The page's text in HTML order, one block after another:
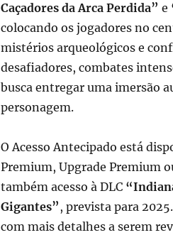
Caçadores da Arca Perdida” e
colocando os jogadores no
mistérios arqueológicos e
desafiadores, combates
busca entregar uma imersão
personagem.
O Acesso Antecipado está
Premium, Upgrade Premium
também acesso à DLC
Gigantes”, prevista para
com mais detalhes a serem